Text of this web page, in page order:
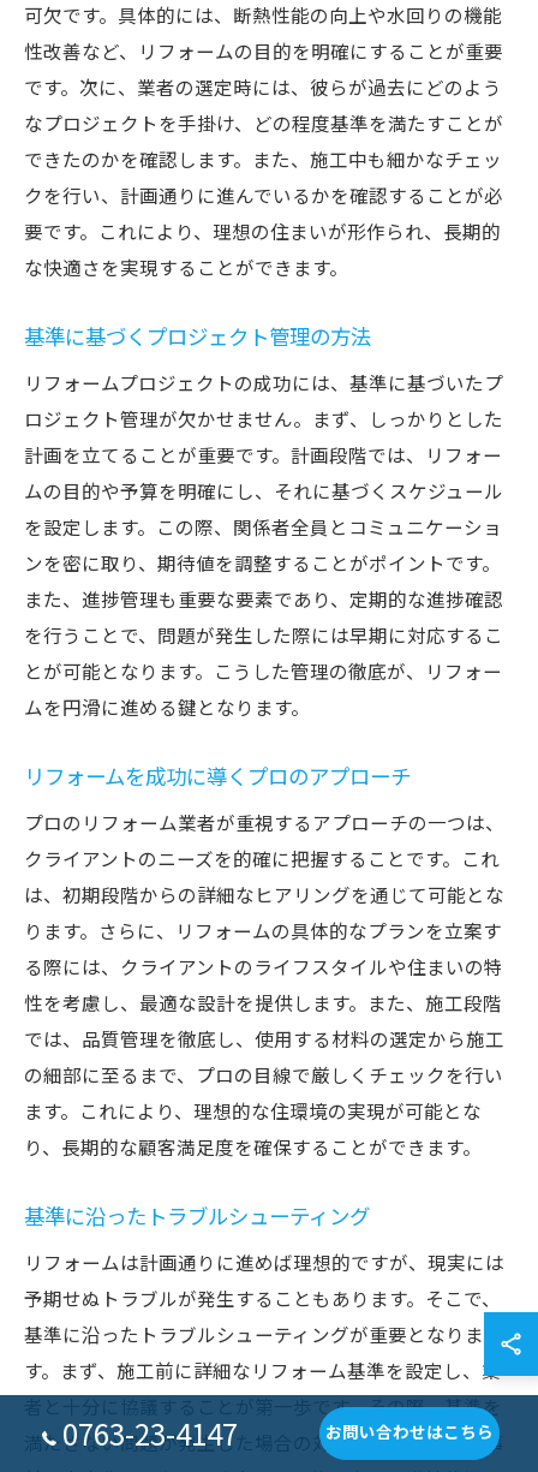
可欠です。具体的には、断熱性能の向上や水回りの機能
性改善など、リフォームの目的を明確にすることが重要
です。次に、業者の選定時には、彼らが過去にどのよう
なプロジェクトを手掛け、どの程度基準を満たすことが
できたのかを確認します。また、施工中も細かなチェッ
クを行い、計画通りに進んでいるかを確認することが必
要です。これにより、理想の住まいが形作られ、長期的
な快適さを実現することができます。
基準に基づくプロジェクト管理の方法
リフォームプロジェクトの成功には、基準に基づいたプ
ロジェクト管理が欠かせません。まず、しっかりとした
計画を立てることが重要です。計画段階では、リフォー
ムの目的や予算を明確にし、それに基づくスケジュール
を設定します。この際、関係者全員とコミュニケーショ
ンを密に取り、期待値を調整することがポイントです。
また、進捗管理も重要な要素であり、定期的な進捗確認
を行うことで、問題が発生した際には早期に対応するこ
とが可能となります。こうした管理の徹底が、リフォー
ムを円滑に進める鍵となります。
リフォームを成功に導くプロのアプローチ
プロのリフォーム業者が重視するアプローチの一つは、
クライアントのニーズを的確に把握することです。これ
は、初期段階からの詳細なヒアリングを通じて可能とな
ります。さらに、リフォームの具体的なプランを立案す
る際には、クライアントのライフスタイルや住まいの特
性を考慮し、最適な設計を提供します。また、施工段階
では、品質管理を徹底し、使用する材料の選定から施工
の細部に至るまで、プロの目線で厳しくチェックを行い
ます。これにより、理想的な住環境の実現が可能とな
り、長期的な顧客満足度を確保することができます。
基準に沿ったトラブルシューティング
リフォームは計画通りに進めば理想的ですが、現実には
予期せぬトラブルが発生することもあります。そこで、
基準に沿ったトラブルシューティングが重要となりま
す。まず、施工前に詳細なリフォーム基準を設定し、業
者と十分に協議することが第一歩です。その際、基準を
満たさない問題が発生した場合の対応策を明確にし、事
0763-23-4147 お問い合わせはこちら